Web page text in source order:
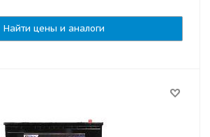
Найти цены и аналоги